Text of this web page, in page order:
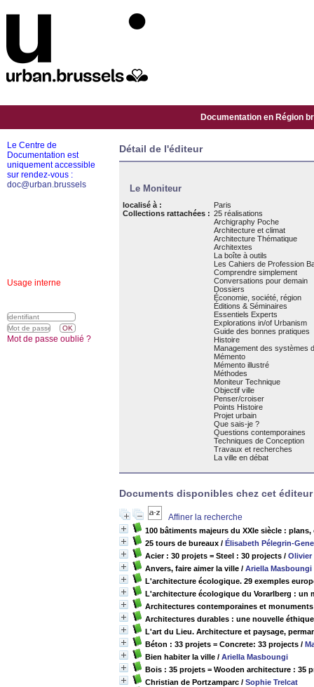
Documentation en Région
Détail de l'éditeur
Le Moniteur
localisé à :
Paris
Collections rattachées : 25 réalisations
Archigraphy Poche
Architecture et climat
Architecture Thématique
Architextes
La boîte à outils
Les Cahiers de Profession
Comprendre simplement
Conversations pour demain
Dossiers
Économie, société, région
Éditions & Séminaires
Essentiels Experts
Explorations in/of Urbanism
Guide des bonnes pratiques
Histoire
Management des systèmes
Mémento
Mémento illustré
Méthodes
Moniteur Technique
Objectif ville
Penser/croiser
Points Histoire
Projet urbain
Que sais-je ?
Questions contemporaines
Techniques de Conception
Travaux et recherches
La ville en débat
Documents disponibles chez cet éditeur
Affiner la recherche
100 bâtiments majeurs du XXIe siècle :
25 tours de bureaux / Élisabeth Pélegrin-
Acier : 30 projets = Steel : 30 projects / Olivier
Anvers, faire aimer la ville / Ariella Masboungi
L'architecture écologique. 29 exemples
L'architecture écologique du Vorarlberg : un
Architectures contemporaines et
Architectures durables : une nouvelle
L'art du Lieu. Architecture et paysage,
Béton : 33 projets = Concrete: 33 projects /
Bien habiter la ville / Ariella Masboungi
Bois : 35 projets = Wooden architecture : 35
Christian de Portzamparc / Sophie Trelcat
Le Centre de
Documentation est
uniquement accessible
sur rendez-vous :
doc@urban.brussels
Usage interne
Mot de passe oublié ?